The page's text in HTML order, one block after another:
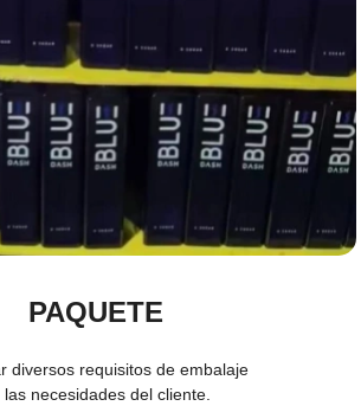
PAQUETE
diversos requisitos de embalaje
necesidades del cliente.